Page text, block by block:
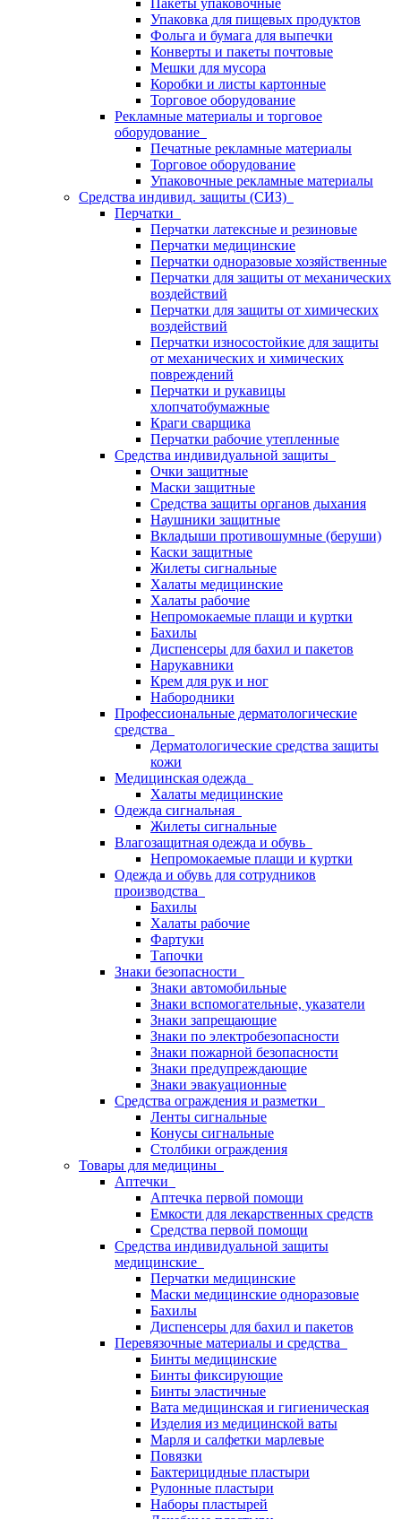
Пакеты упаковочные
Упаковка для пищевых продуктов
Фольга и бумага для выпечки
Конверты и пакеты почтовые
Мешки для мусора
Коробки и листы картонные
Торговое оборудование
Рекламные материалы и торговое
оборудование
Печатные рекламные материалы
Торговое оборудование
Упаковочные рекламные материалы
Средства индивид. защиты (СИЗ)
Перчатки
Перчатки латексные и резиновые
Перчатки медицинские
Перчатки одноразовые хозяйственные
Перчатки для защиты от механических
воздействий
Перчатки для защиты от химических
воздействий
Перчатки износостойкие для защиты
от механических и химических
повреждений
Перчатки и рукавицы
хлопчатобумажные
Краги сварщика
Перчатки рабочие утепленные
Средства индивидуальной защиты
Очки защитные
Маски защитные
Средства защиты органов дыхания
Наушники защитные
Вкладыши противошумные (беруши)
Каски защитные
Жилеты сигнальные
Халаты медицинские
Халаты рабочие
Непромокаемые плащи и куртки
Бахилы
Диспенсеры для бахил и пакетов
Нарукавники
Крем для рук и ног
Набородники
Профессиональные дерматологические
средства
Дерматологические средства защиты
кожи
Медицинская одежда
Халаты медицинские
Одежда сигнальная
Жилеты сигнальные
Влагозащитная одежда и обувь
Непромокаемые плащи и куртки
Одежда и обувь для сотрудников
производства
Бахилы
Халаты рабочие
Фартуки
Тапочки
Знаки безопасности
Знаки автомобильные
Знаки вспомогательные, указатели
Знаки запрещающие
Знаки по электробезопасности
Знаки пожарной безопасности
Знаки предупреждающие
Знаки эвакуационные
Средства ограждения и разметки
Ленты сигнальные
Конусы сигнальные
Столбики ограждения
Товары для медицины
Аптечки
Аптечка первой помощи
Емкости для лекарственных средств
Средства первой помощи
Средства индивидуальной защиты
медицинские
Перчатки медицинские
Маски медицинские одноразовые
Бахилы
Диспенсеры для бахил и пакетов
Перевязочные материалы и средства
Бинты медицинские
Бинты фиксирующие
Бинты эластичные
Вата медицинская и гигиеническая
Изделия из медицинской ваты
Марля и салфетки марлевые
Повязки
Бактерицидные пластыри
Рулонные пластыри
Наборы пластырей